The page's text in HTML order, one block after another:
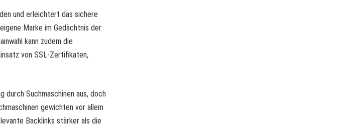
und erleichtert das sichere
Marke im Gedächtnis der
kann zudem die
von SSL-Zertifikaten,
Suchmaschinen aus, doch
gewichten vor allem
Backlinks stärker als die